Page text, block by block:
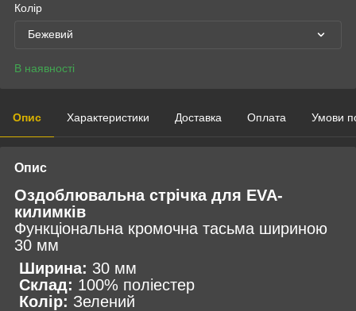
Колір
Бежевий
В наявності
Опис Характеристики Доставка Оплата Умови
Опис
Оздоблювальна стрічка для EVA-
килимків
Функціональна кромочна тасьма шириною
30 мм
Ширина: 30 мм
Склад: 100% поліестер
Колір: Зелений